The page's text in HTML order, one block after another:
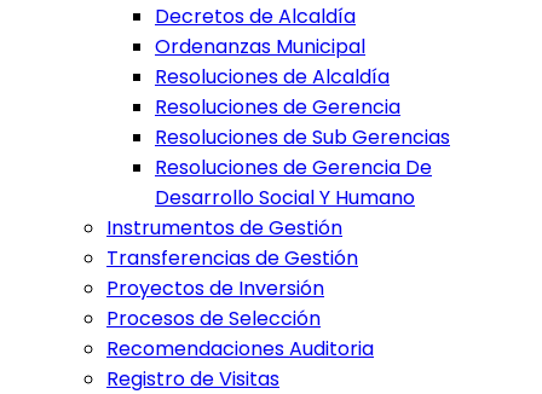
Decretos de Alcaldía
Ordenanzas Municipal
Resoluciones de Alcaldía
Resoluciones de Gerencia
Resoluciones de Sub Gerencias
Resoluciones de Gerencia De
Desarrollo Social Y Humano
Instrumentos de Gestión
Transferencias de Gestión
Proyectos de Inversión
Procesos de Selección
Recomendaciones Auditoria
Registro de Visitas